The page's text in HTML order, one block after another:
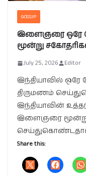
GOSSIP
இளைஞரை ஒரே
மூன்று
July 25, 2026 Editor
இந்தியாவில்
திருமணம்
இந்தியாவின்
இளைஞரை மூன்று
Share this: